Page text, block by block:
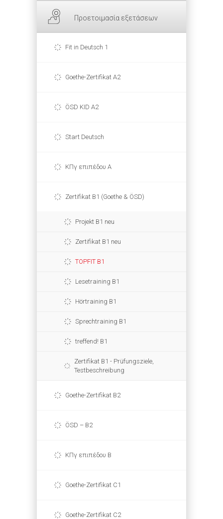
Προετοιμασία εξετάσεων
Fit in Deutsch 1
Goethe-Zertifikat A2
ÖSD KID A2
Start Deutsch
ΚΠγ επιπέδου Α
Zertifikat B1 (Goethe & ÖSD)
Projekt B1 neu
Zertifikat B1 neu
TOPFIT B1
Lesetraining B1
Hörtraining B1
Sprechtraining B1
treffend! B1
Zertifikat B1 - Prüfungsziele,
Testbeschreibung
Goethe-Zertifikat B2
ÖSD – B2
ΚΠγ επιπέδου Β
Goethe-Zertifikat C1
Goethe-Zertifikat C2